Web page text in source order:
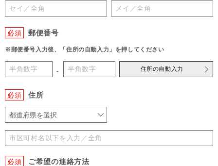
必須 郵便番号
※郵便番号入力後、「住所の自動入力」を押してください
- 住所の自動入力
必須 住所
都道府県を選択
必須 ご希望の連絡方法